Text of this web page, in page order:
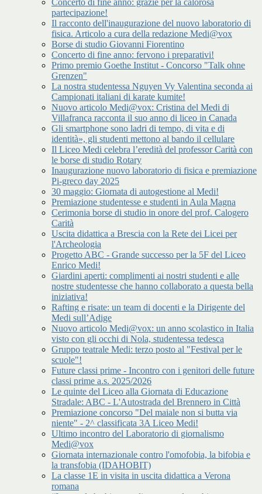
Concerto di fine anno: grazie per la calorosa
partecipazione!
Il racconto dell'inaugurazione del nuovo laboratorio di
fisica. Articolo a cura della redazione Medi@vox
Borse di studio Giovanni Fiorentino
Concerto di fine anno: fervono i preparativi!
Primo premio Goethe Institut - Concorso "Talk ohne
Grenzen"
La nostra studentessa Nguyen Vy Valentina seconda ai
Campionati italiani di karate kumite!
Nuovo articolo Medi@vox: Cristina del Medi di
Villafranca racconta il suo anno di liceo in Canada
Gli smartphone sono ladri di tempo, di vita e di
identità», gli studenti mettono al bando il cellulare
Il Liceo Medi celebra l’eredità del professor Carità con
le borse di studio Rotary
Inaugurazione nuovo laboratorio di fisica e premiazione
Pi-greco day 2025
30 maggio: Giornata di autogestione al Medi!
Premiazione studentesse e studenti in Aula Magna
Cerimonia borse di studio in onore del prof. Calogero
Carità
Uscita didattica a Brescia con la Rete dei Licei per
l'Archeologia
Progetto ABC - Grande successo per la 5F del Liceo
Enrico Medi!
Giardini aperti: complimenti ai nostri studenti e alle
nostre studentesse che hanno collaborato a questa bella
iniziativa!
Rafting e risate: un team di docenti e la Dirigente del
Medi sull’Adige
Nuovo articolo Medi@vox: un anno scolastico in Italia
visto con gli occhi di Nola, studentessa tedesca
Gruppo teatrale Medi: terzo posto al "Festival per le
scuole"!
Future classi prime - Incontro con i genitori delle future
classi prime a.s. 2025/2026
Le quinte del Liceo alla Giornata di Educazione
Stradale: ABC - L'Autostrada del Brennero in Città
Premiazione concorso "Del maiale non si butta via
niente" - 2^ classificata 3A Liceo Medi!
Ultimo incontro del Laboratorio di giornalismo
Medi@vox
Giornata internazionale contro l'omofobia, la bifobia e
la transfobia (IDAHOBIT)
La classe 1E in visita in uscita didattica a Verona
romana